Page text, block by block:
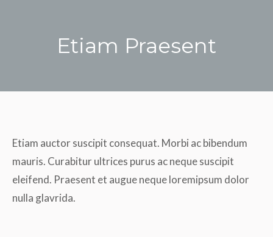
Etiam Praesent
Etiam auctor suscipit consequat. Morbi ac bibendum
mauris. Curabitur ultrices purus ac neque suscipit
eleifend. Praesent et augue neque loremipsum dolor
nulla glavrida.